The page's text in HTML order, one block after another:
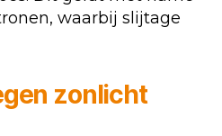
waarbij slijtage
zonlicht